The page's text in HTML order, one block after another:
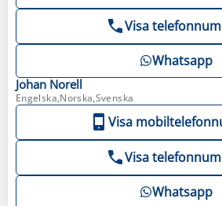
Visa
Whatsapp
Johan Norell
Engelska,Norska,Svenska
Visa
Visa
Whatsapp